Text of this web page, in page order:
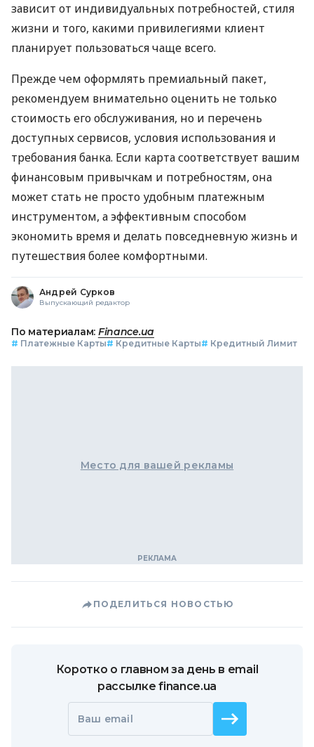
зависит от индивидуальных потребностей, стиля
жизни и того, какими привилегиями клиент
планирует пользоваться чаще всего.
Прежде чем оформлять премиальный пакет,
рекомендуем внимательно оценить не только
стоимость его обслуживания, но и перечень
доступных сервисов, условия использования и
требования банка. Если карта соответствует вашим
финансовым привычкам и потребностям, она
может стать не просто удобным платежным
инструментом, а эффективным способом
экономить время и делать повседневную жизнь и
путешествия более комфортными.
Андрей Сурков
Выпускающий редактор
По материалам: Finance.ua
# Платежные Карты# Кредитные Карты# Кредитный Лимит
Место для вашей рекламы
ПОДЕЛИТЬСЯ НОВОСТЬЮ
Коротко о главном за день в email
рассылке finance.ua
Ваш email